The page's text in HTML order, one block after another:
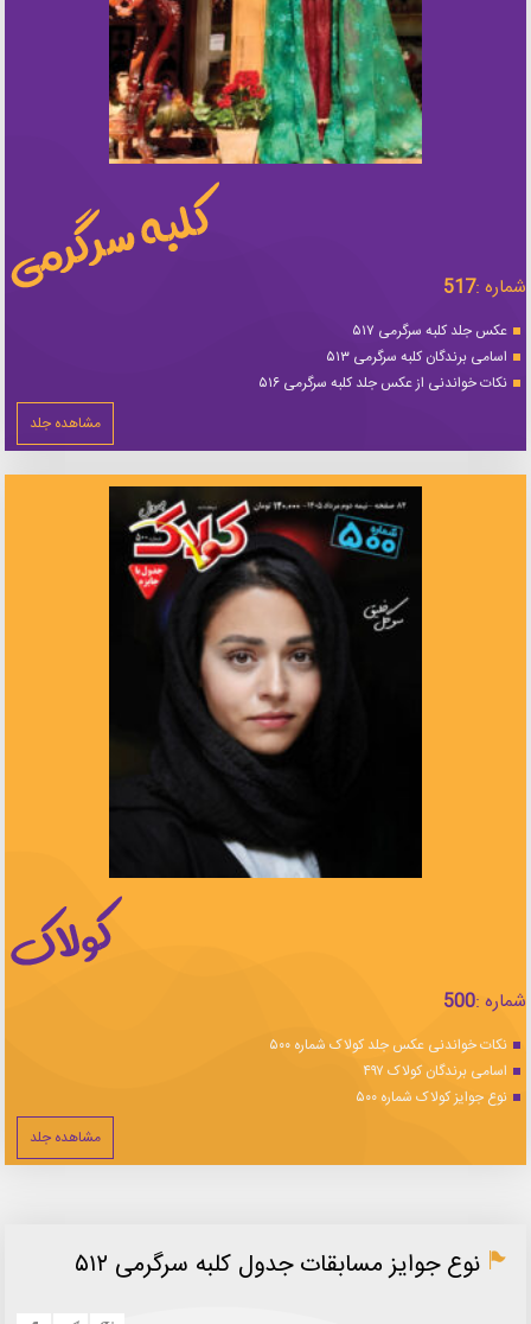
شماره :517
عکس جلد کلبه سرگرمی ۵۱۷
اسامی برندگان کلبه سرگرمی ۵۱۳
نکات خواندنی از عکس جلد کلبه سرگرمی ۵۱۶
مشاهده جلد
شماره :500
نکات خواندنی عکس جلد کولاک شماره ۵۰۰
اسامی برندگان کولاک ۴۹۷
نوع جوایز کولاک شماره ۵۰۰
مشاهده جلد
نوع جوایز مسابقات جدول کلبه سرگرمی ۵۱۲